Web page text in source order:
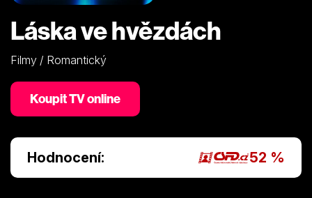
Láska ve hvězdách
Filmy / Romantický
Koupit TV online
Hodnocení: 52 %